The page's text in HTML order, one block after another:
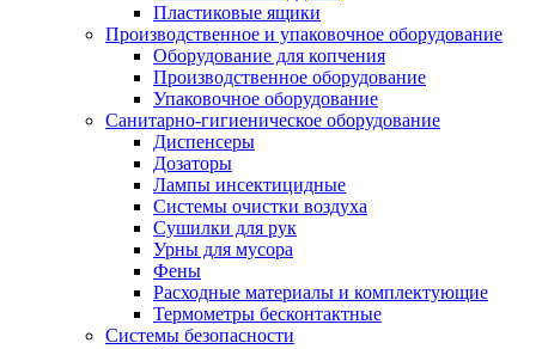
Пластиковые ящики
Производственное и упаковочное оборудование
Оборудование для копчения
Производственное оборудование
Упаковочное оборудование
Санитарно-гигиеническое оборудование
Диспенсеры
Дозаторы
Лампы инсектицидные
Системы очистки воздуха
Сушилки для рук
Урны для мусора
Фены
Расходные материалы и комплектующие
Термометры бесконтактные
Системы безопасности